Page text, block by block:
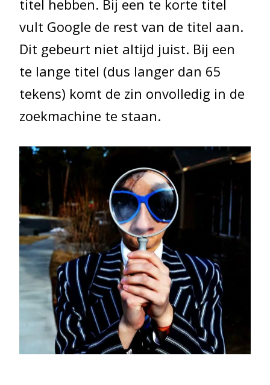
titel hebben. Bij een te korte titel
vult Google de rest van de titel aan.
Dit gebeurt niet altijd juist. Bij een
te lange titel (dus langer dan 65
tekens) komt de zin onvolledig in de
zoekmachine te staan.